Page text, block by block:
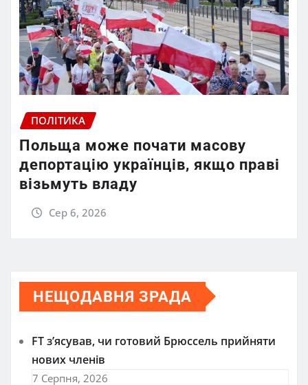
ПОЛІТИКА
Польща може почати масову
депортацію українців, якщо праві
візьмуть владу
Сер 6, 2026
НЕЩОДАВНЯ ЗРАДА
FT зʼясував, чи готовий Брюссель прийняти
нових членів
7 Серпня, 2026